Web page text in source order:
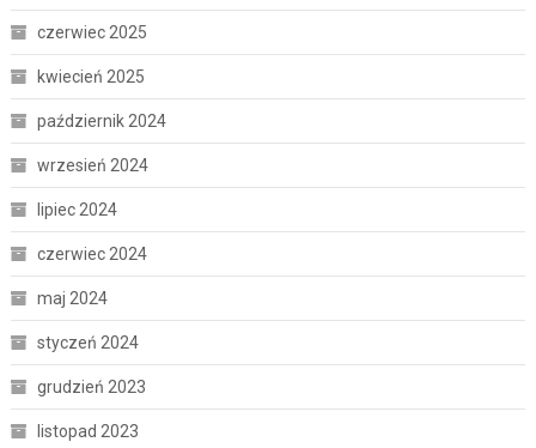
czerwiec 2025
kwiecień 2025
październik 2024
wrzesień 2024
lipiec 2024
czerwiec 2024
maj 2024
styczeń 2024
grudzień 2023
listopad 2023